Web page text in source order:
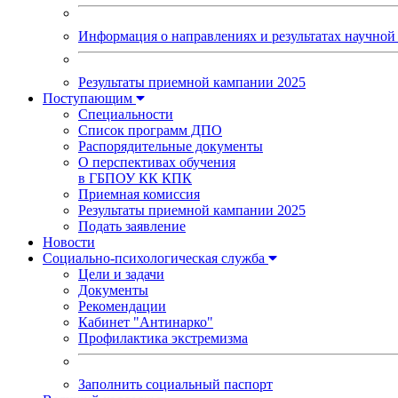
Информация о направлениях и результатах научной
Результаты приемной кампании 2025
Поступающим
Специальности
Список программ ДПО
Распорядительные документы
О перспективах обучения
в ГБПОУ КК КПК
Приемная комиссия
Результаты приемной кампании 2025
Подать заявление
Новости
Социально-психологическая служба
Цели и задачи
Документы
Рекомендации
Кабинет "Антинарко"
Профилактика экстремизма
Заполнить социальный паспорт